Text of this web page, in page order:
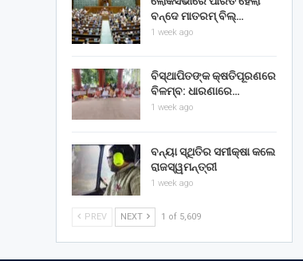
ବନ୍ଦେ ମାତରମ୍‌ ବିଲ୍‌…
1 week ago
ବିସ୍ଥାପିତଙ୍କ କ୍ଷତିପୂରଣରେ
ବିଳମ୍ବ: ଧାରଣାରେ…
1 week ago
ବନ୍ୟା ସ୍ଥିତିର ସମୀକ୍ଷା କଲେ
ରାଜସ୍ୱମନ୍ତ୍ରୀ
1 week ago
PREV NEXT 1 of 5,609